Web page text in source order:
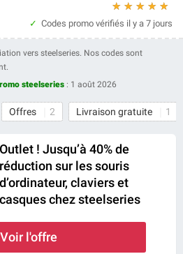
★
★
★
★
★
Codes promo vérifiés il y a 7 jours
vers steelseries. Nos codes sont
steelseries : 1 août 2026
Offres 2 Livraison gratuite 1
Outlet ! Jusqu’à 40% de
réduction sur les souris
d’ordinateur, claviers et
casques chez steelseries
Voir l'offre